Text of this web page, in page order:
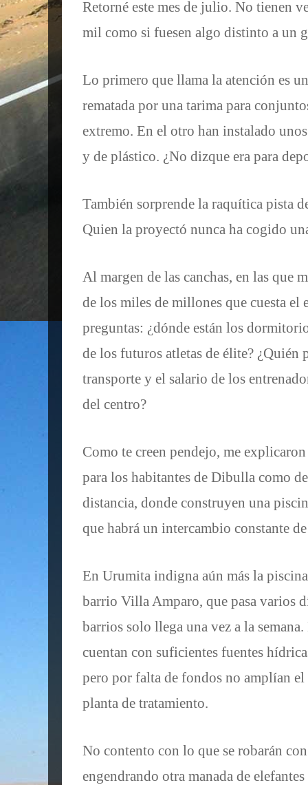
Retorné este mes de julio. No tienen
mil como si fuesen algo distinto a un
Lo primero que llama la atención es
rematada por una tarima para
extremo. En el otro han instalado
y de plástico. ¿No dizque era para
También sorprende la raquítica pista
Quien la proyectó nunca ha cogido
Al margen de las canchas, en las que
de los miles de millones que cuesta el
preguntas: ¿dónde están los
de los futuros atletas de élite? ¿Quién
transporte y el salario de los
del centro?
Como te creen pendejo, me
para los habitantes de Dibulla como
distancia, donde construyen una
que habrá un intercambio constante
En Urumita indigna aún más la
barrio Villa Amparo, que pasa varios
barrios solo llega una vez a la
cuentan con suficientes fuentes
pero por falta de fondos no amplían el
planta de tratamiento.
No contento con lo que se robarán
engendrando otra manada de